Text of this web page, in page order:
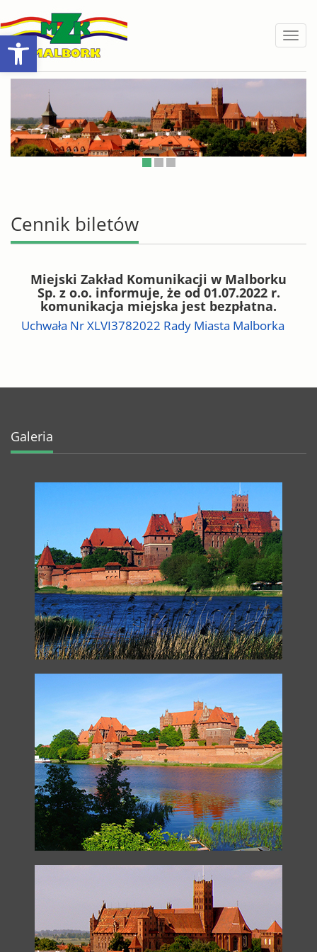
Open toolbar
Toggle
Cennik biletów
Miejski Zakład Komunikacji w Malborku
Sp. z o.o. informuje, że od 01.07.2022 r.
komunikacja miejska jest bezpłatna.
Uchwała Nr XLVI3782022 Rady Miasta Malborka
Galeria